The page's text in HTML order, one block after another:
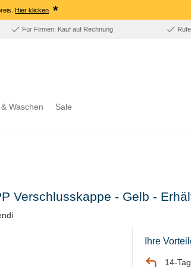
Hier klicken *
Für Firmen: Kauf auf Rechnung
Waschen Sale
Verschlusskappe - Gelb -
Ihre
14-